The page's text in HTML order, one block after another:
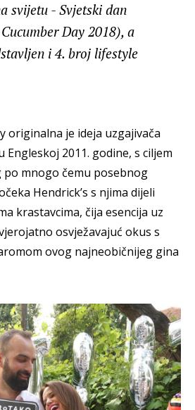
svijetu - Svjetski dan
Day 2018), a
i 4. broj lifestyle
originalna je ideja uzgajivača
Engleskoj 2011. godine, s ciljem
po mnogo čemu posebnog
Hendrick’s s njima dijeli
krastavcima, čija esencija uz
osvježavajuć okus s
ovog najneobičnijeg gina